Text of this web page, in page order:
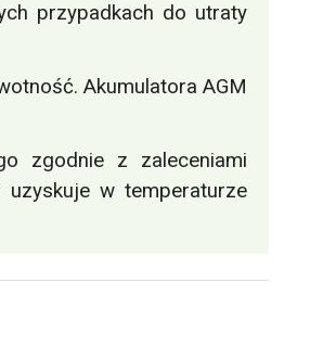
przypadkach do utraty
Akumulatora AGM
zgodnie z zaleceniami
w temperaturze